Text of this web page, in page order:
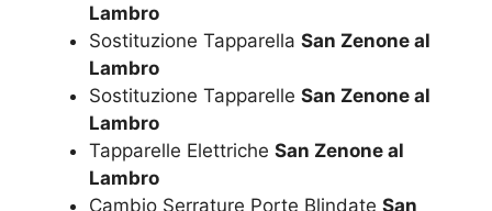
Lambro
Sostituzione Tapparella San Zenone al
Lambro
Sostituzione Tapparelle San Zenone al
Lambro
Tapparelle Elettriche San Zenone al
Lambro
Cambio Serrature Porte Blindate San